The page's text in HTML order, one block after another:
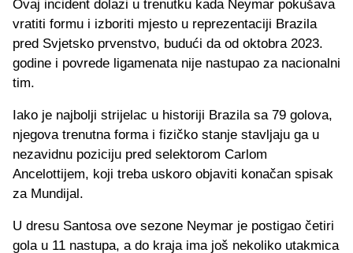
Ovaj incident dolazi u trenutku kada Neymar pokušava
vratiti formu i izboriti mjesto u reprezentaciji Brazila
pred Svjetsko prvenstvo, budući da od oktobra 2023.
godine i povrede ligamenata nije nastupao za nacionalni
tim.
Iako je najbolji strijelac u historiji Brazila sa 79 golova,
njegova trenutna forma i fizičko stanje stavljaju ga u
nezavidnu poziciju pred selektorom Carlom
Ancelottijem, koji treba uskoro objaviti konačan spisak
za Mundijal.
U dresu Santosa ove sezone Neymar je postigao četiri
gola u 11 nastupa, a do kraja ima još nekoliko utakmica